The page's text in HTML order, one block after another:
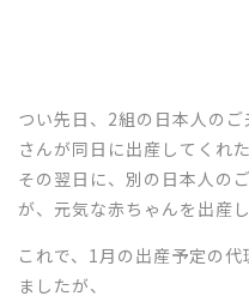
つい先日、2組の日本人の
さんが同日に出産してくれ
その翌日に、別の日本人の
が、元気な赤ちゃんを出産
これで、1月の出産予定の
ましたが、